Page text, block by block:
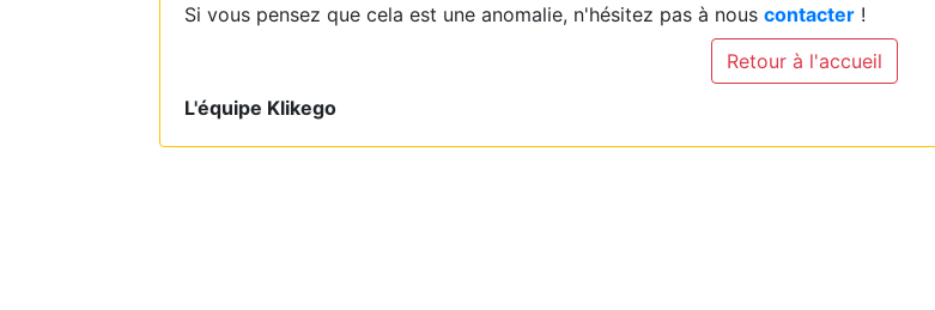
Si vous pensez que cela est une anomalie, n'hésitez pas à nous contacter !
Retour à l'accueil
L'équipe Klikego